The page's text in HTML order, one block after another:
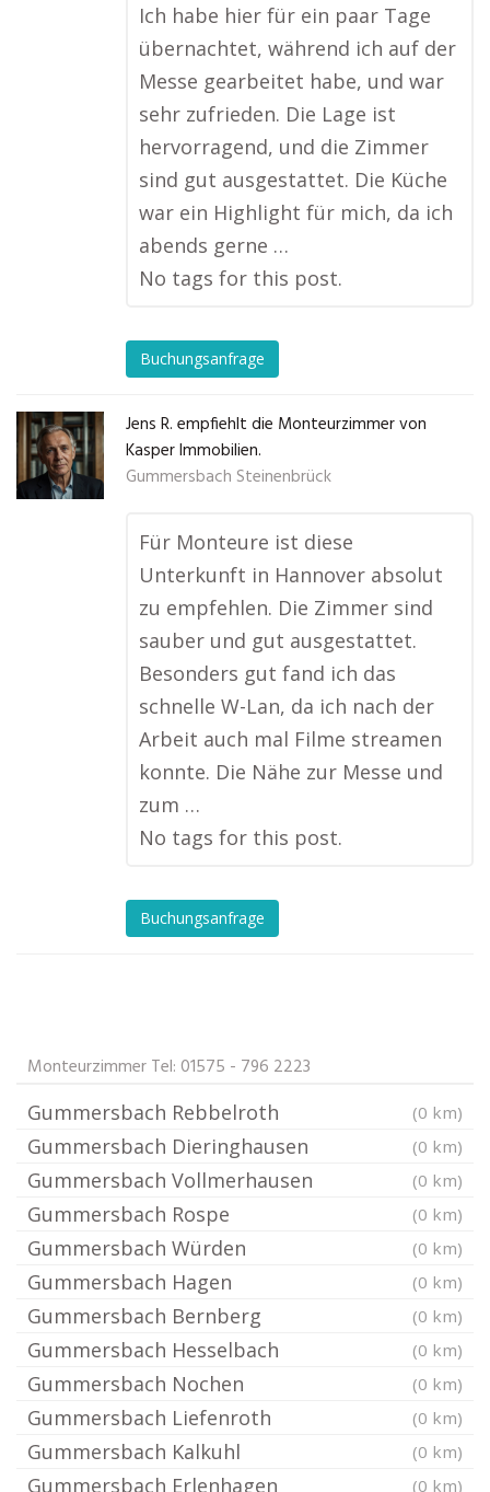
Ich habe hier für ein paar Tage
übernachtet, während ich auf der
Messe gearbeitet habe, und war
sehr zufrieden. Die Lage ist
hervorragend, und die Zimmer
sind gut ausgestattet. Die Küche
war ein Highlight für mich, da ich
abends gerne …
No tags for this post.
Buchungsanfrage
Jens R. empfiehlt die Monteurzimmer von
Kasper Immobilien.
Gummersbach Steinenbrück
Für Monteure ist diese
Unterkunft in Hannover absolut
zu empfehlen. Die Zimmer sind
sauber und gut ausgestattet.
Besonders gut fand ich das
schnelle W-Lan, da ich nach der
Arbeit auch mal Filme streamen
konnte. Die Nähe zur Messe und
zum …
No tags for this post.
Buchungsanfrage
Monteurzimmer Tel: 01575 - 796 2223
Gummersbach Rebbelroth (0 km)
Gummersbach Dieringhausen (0 km)
Gummersbach Vollmerhausen (0 km)
Gummersbach Rospe (0 km)
Gummersbach Würden (0 km)
Gummersbach Hagen (0 km)
Gummersbach Bernberg (0 km)
Gummersbach Hesselbach (0 km)
Gummersbach Nochen (0 km)
Gummersbach Liefenroth (0 km)
Gummersbach Kalkuhl (0 km)
Gummersbach Erlenhagen (0 km)